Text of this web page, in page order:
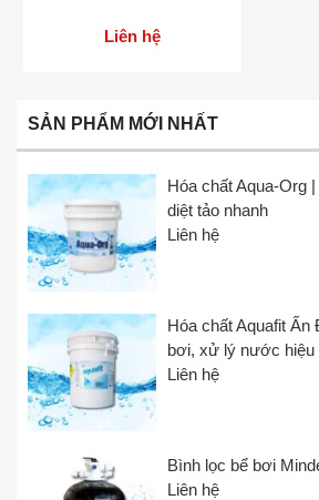
SẢN PHẨM MỚI NHẤT
Hóa chất Aqua-Org
diệt tảo nhanh
Liên hệ
Hóa chất Aquafit
bơi, xử lý nước hiệu
Liên hệ
Bình lọc bể bơi
Liên hệ
Liên hệ